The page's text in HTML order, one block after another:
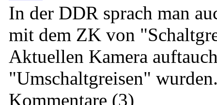
In der DDR sprach man
mit dem ZK von
Aktuellen Kamera
"Umschaltgreisen"
Kommentare (3)